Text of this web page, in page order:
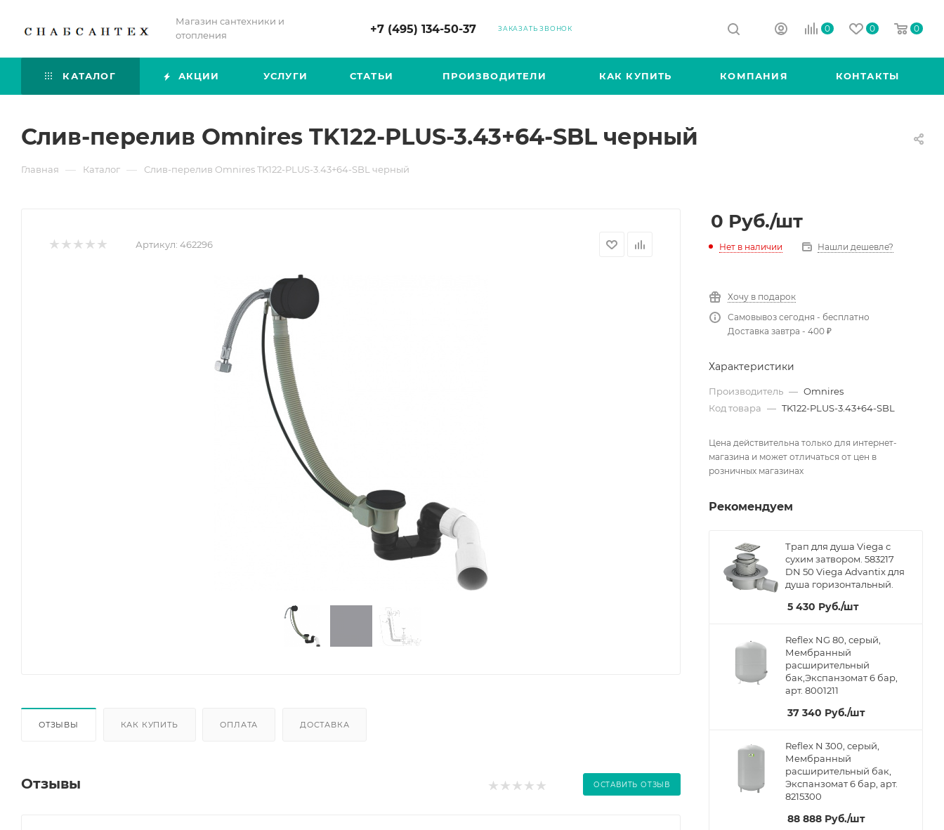
Магазин сантехники и
отопления
+7 (495) 134-50-37 ЗАКАЗАТЬ ЗВОНОК 0 0 0
КАТАЛОГ АКЦИИ УСЛУГИ СТАТЬИ ПРОИЗВОДИТЕЛИ КАК КУПИТЬ КОМПАНИЯ КОНТАКТЫ
Слив-перелив Omnires TK122-PLUS-3.43+64-SBL черный
Главная — Каталог — Слив-перелив Omnires TK122-PLUS-3.43+64-SBL черный
Артикул: 462296
ОТЗЫВЫ КАК КУПИТЬ ОПЛАТА ДОСТАВКА
Отзывы ОСТАВИТЬ ОТЗЫВ
0 Руб./шт
Нет в наличии Нашли дешевле?
Хочу в подарок
Самовывоз сегодня - бесплатно
Доставка завтра - 400 ₽
Характеристики
Производитель — Omnires
Код товара — TK122-PLUS-3.43+64-SBL
Цена действительна только для интернет-
магазина и может отличаться от цен в
розничных магазинах
Рекомендуем
Трап для душа Viega с
сухим затвором. 583217
DN 50 Viega Advantix для
душа горизонтальный.
5 430 Руб./шт
Reflex NG 80, серый,
Мембранный
расширительный
бак,Экспанзомат 6 бар,
арт. 8001211
37 340 Руб./шт
Reflex N 300, серый,
Мембранный
расширительный бак,
Экспанзомат 6 бар, арт.
8215300
88 888 Руб./шт